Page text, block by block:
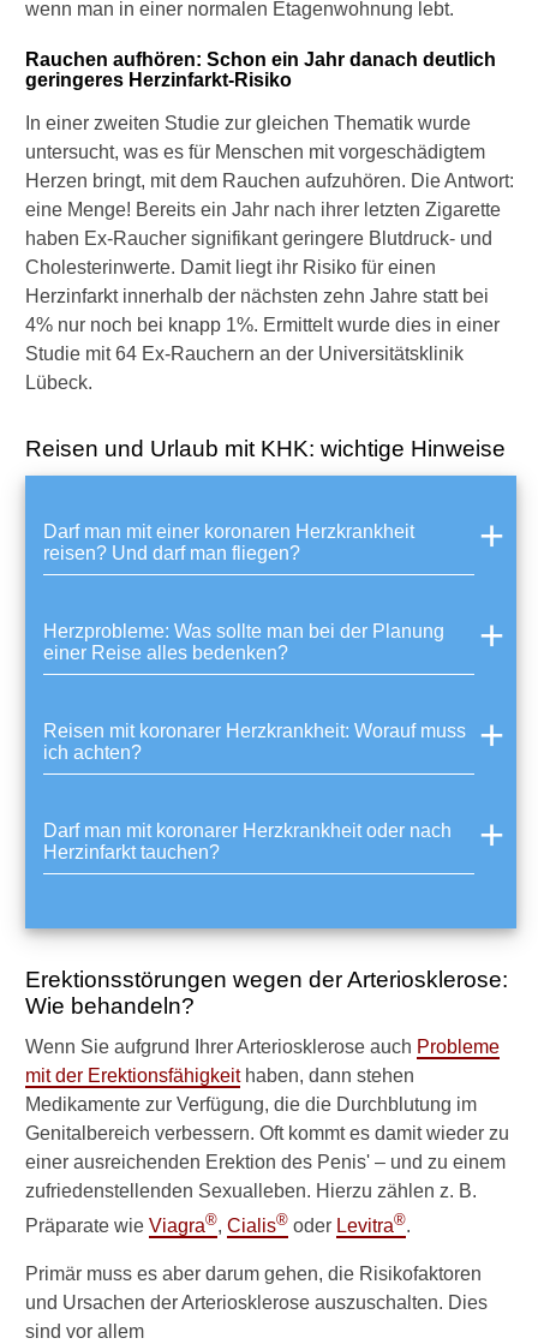
wenn man in einer normalen Etagenwohnung lebt.
Rauchen aufhören: Schon ein Jahr danach deutlich
geringeres Herzinfarkt-Risiko
In einer zweiten Studie zur gleichen Thematik wurde
untersucht, was es für Menschen mit vorgeschädigtem
Herzen bringt, mit dem Rauchen aufzuhören. Die Antwort:
eine Menge! Bereits ein Jahr nach ihrer letzten Zigarette
haben Ex-Raucher signifikant geringere Blutdruck- und
Cholesterinwerte. Damit liegt ihr Risiko für einen
Herzinfarkt innerhalb der nächsten zehn Jahre statt bei
4% nur noch bei knapp 1%. Ermittelt wurde dies in einer
Studie mit 64 Ex-Rauchern an der Universitätsklinik
Lübeck.
Reisen und Urlaub mit KHK: wichtige Hinweise
Darf man mit einer koronaren Herzkrankheit
reisen? Und darf man fliegen?
Herzprobleme: Was sollte man bei der Planung
einer Reise alles bedenken?
Reisen mit koronarer Herzkrankheit: Worauf muss
ich achten?
Darf man mit koronarer Herzkrankheit oder nach
Herzinfarkt tauchen?
Erektionsstörungen wegen der Arteriosklerose:
Wie behandeln?
Wenn Sie aufgrund Ihrer Arteriosklerose auch Probleme
mit der Erektionsfähigkeithaben, dann stehen
Medikamente zur Verfügung, die die Durchblutung im
Genitalbereich verbessern. Oft kommt es damit wieder zu
einer ausreichenden Erektion des Penis' – und zu einem
zufriedenstellenden Sexualleben. Hierzu zählen z. B.
Präparate wie Viagra®, Cialis® oder Levitra®.
Primär muss es aber darum gehen, die Risikofaktoren
und Ursachen der Arteriosklerose auszuschalten. Dies
sind vor allem
►
Medikamente
►
Gesundheitsthemen